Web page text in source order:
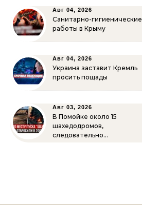
Авг 04, 2026
Санитарно-гигиенические
работы в Крыму
Авг 04, 2026
Украина заставит Кремль
просить пощады
Авг 03, 2026
В Помойке около 15
шахедодромов,
следовательно…